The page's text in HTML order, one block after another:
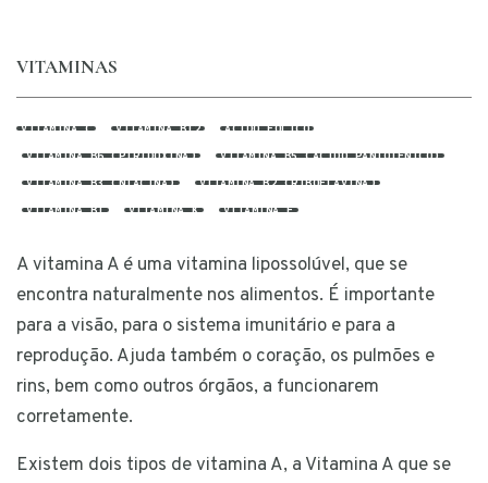
A vitamina A é uma vitamina lipossolúvel, que se
encontra naturalmente nos alimentos. É importante
para a visão, para o sistema imunitário e para a
reprodução. Ajuda também o coração, os pulmões e
rins, bem como outros órgãos, a funcionarem
corretamente.
Existem dois tipos de vitamina A, a Vitamina A que se
VITAMINAS
VITAMINA C VITAMINA B12 ÁCIDO FÓLICO
VITAMINA B6 (PIRIDOXINA) VITAMINA B5 (ÁCIDO PANTOTÉNICO)
VITAMINA B3 (NIACINA) VITAMINA B2 (RIBOFLAVINA)
VITAMINA B1 VITAMINA K VITAMINA E